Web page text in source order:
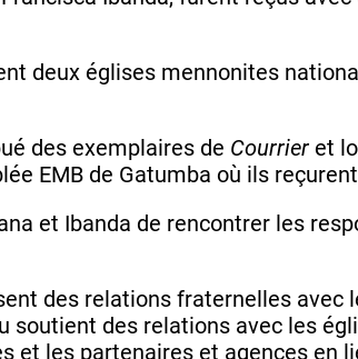
deux églises mennonites
des exemplaires de Courrier et
EMB de Gatumba où ils
et Ibanda de rencontrer les
des relations fraternelles avec
des relations avec les
les partenaires et agences en